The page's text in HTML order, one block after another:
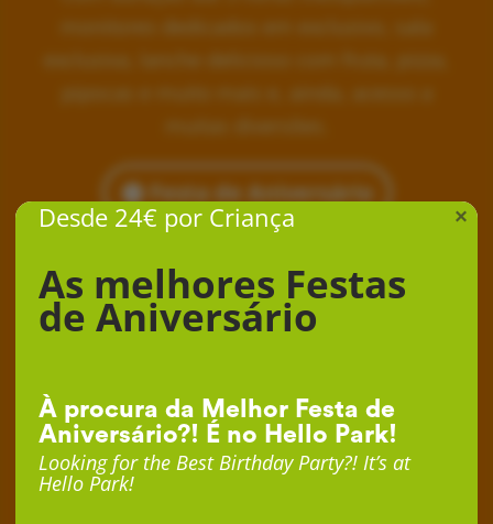
Festa de Aniversário
Desde 24€ por Criança
As melhores Festas
de Aniversário
À procura da Melhor Festa de
Aniversário?! É no Hello Park!
Looking for the Best Birthday Party?! It’s at
Hello Park!
×